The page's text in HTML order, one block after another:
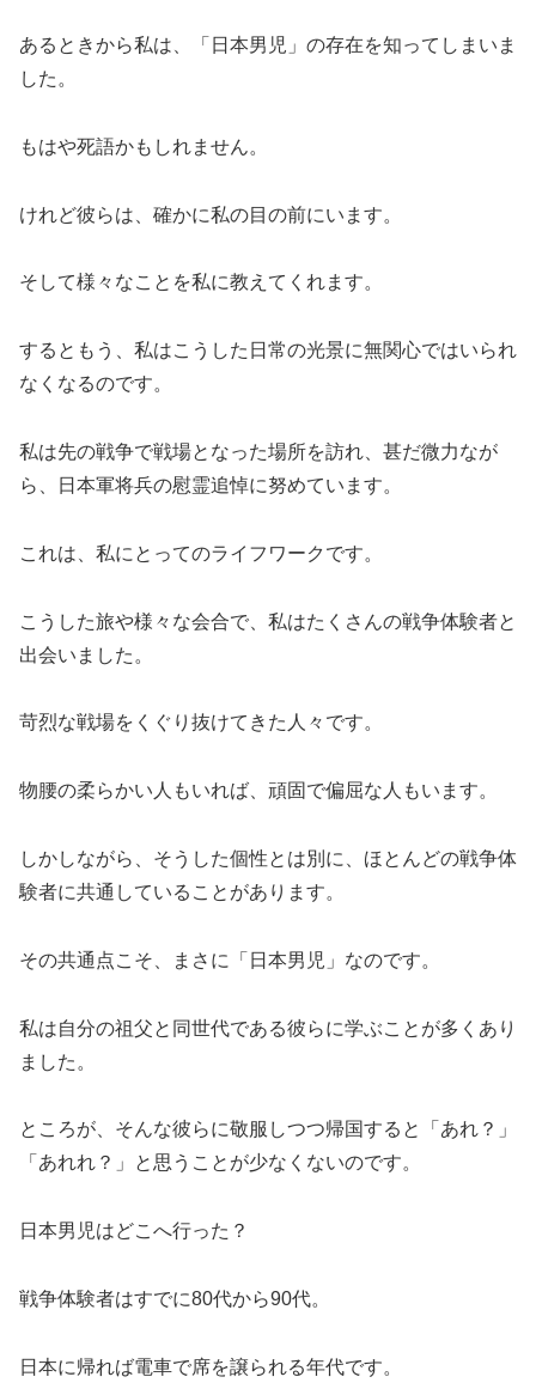
あるときから私は、「日本男児」の存在を知ってしまいま
した。
もはや死語かもしれません。
けれど彼らは、確かに私の目の前にいます。
そして様々なことを私に教えてくれます。
するともう、私はこうした日常の光景に無関心ではいられ
なくなるのです。
私は先の戦争で戦場となった場所を訪れ、甚だ微力なが
ら、日本軍将兵の慰霊追悼に努めています。
これは、私にとってのライフワークです。
こうした旅や様々な会合で、私はたくさんの戦争体験者と
出会いました。
苛烈な戦場をくぐり抜けてきた人々です。
物腰の柔らかい人もいれば、頑固で偏屈な人もいます。
しかしながら、そうした個性とは別に、ほとんどの戦争体
験者に共通していることがあります。
その共通点こそ、まさに「日本男児」なのです。
私は自分の祖父と同世代である彼らに学ぶことが多くあり
ました。
ところが、そんな彼らに敬服しつつ帰国すると「あれ？」
「あれれ？」と思うことが少なくないのです。
日本男児はどこへ行った？
戦争体験者はすでに80代から90代。
日本に帰れば電車で席を譲られる年代です。